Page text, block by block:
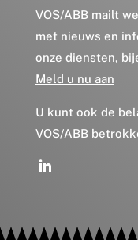
VOS/ABB mailt
met nieuws en
onze diensten,
Meld u nu aan
U kunt ook de
VOS/ABB